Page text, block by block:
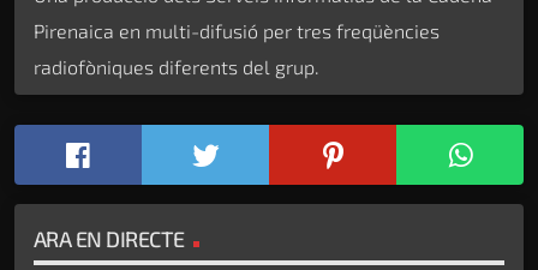
Pirenaica en multi-difusió per tres freqüències
radiofòniques diferents del grup.
ARA EN DIRECTE